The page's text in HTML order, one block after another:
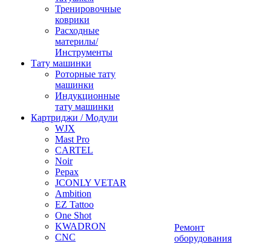
Тренировочные
коврики
Расходные
материлы/
Инструменты
Тату машинки
Роторные тату
машинки
Индукционные
тату машинки
Картриджи / Модули
WJX
Mast Pro
CARTEL
Noir
Pepax
JCONLY VETAR
Ambition
EZ Tattoo
One Shot
KWADRON
CNC
Ремонт
оборудования